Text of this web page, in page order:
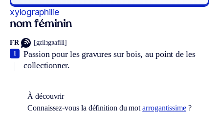
xylographilie
nom féminin
FR [gzilɔgʀafili]
Passion pour les gravures sur bois, au point de les
collectionner.
1
À découvrir
Connaissez-vous la définition du motarrogantissime ?